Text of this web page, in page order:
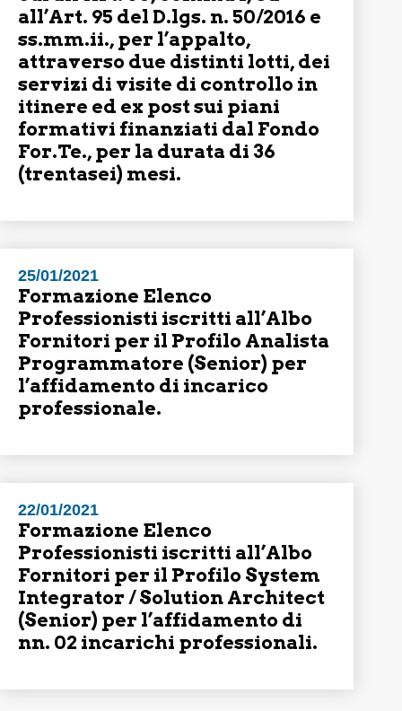
all’Art. 95 del D.lgs. n. 50/2016 e
ss.mm.ii., per l’appalto,
attraverso due distinti lotti, dei
servizi di visite di controllo in
itinere ed ex post sui piani
formativi finanziati dal Fondo
For.Te., per la durata di 36
(trentasei) mesi.
25/01/2021
Formazione Elenco
Professionisti iscritti all’Albo
Fornitori per il Profilo Analista
Programmatore (Senior) per
l’affidamento di incarico
professionale.
22/01/2021
Formazione Elenco
Professionisti iscritti all’Albo
Fornitori per il Profilo System
Integrator / Solution Architect
(Senior) per l’affidamento di
nn. 02 incarichi professionali.